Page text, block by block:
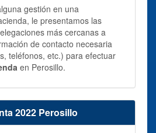
gestión en una
le presentamos las
más cercanas a
de contacto necesaria
teléfonos, etc.) para efectuar
en Perosillo.
2022 Perosillo